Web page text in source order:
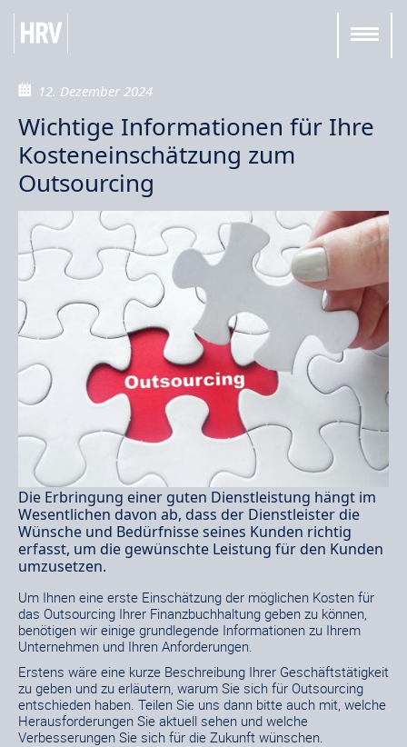
12. Dezember 2024
Wichtige Informationen für Ihre
Kosteneinschätzung zum
Outsourcing
Die Erbringung einer guten Dienstleistung hängt im
Wesentlichen davon ab, dass der Dienstleister die
Wünsche und Bedürfnisse seines Kunden richtig
erfasst, um die gewünschte Leistung für den Kunden
umzusetzen.
Um Ihnen eine erste Einschätzung der möglichen Kosten für
das Outsourcing Ihrer Finanzbuchhaltung geben zu können,
benötigen wir einige grundlegende Informationen zu Ihrem
Unternehmen und Ihren Anforderungen.
Erstens wäre eine kurze Beschreibung Ihrer Geschäftstätigkeit
zu geben und zu erläutern, warum Sie sich für Outsourcing
entschieden haben. Teilen Sie uns dann bitte auch mit, welche
Herausforderungen Sie aktuell sehen und welche
Verbesserungen Sie sich für die Zukunft wünschen.